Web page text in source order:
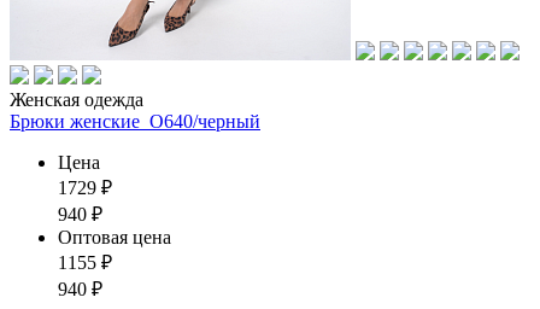
Женская одежда
Брюки женские_О640/черный
Цена
1729 ₽
940 ₽
Оптовая цена
1155 ₽
940 ₽